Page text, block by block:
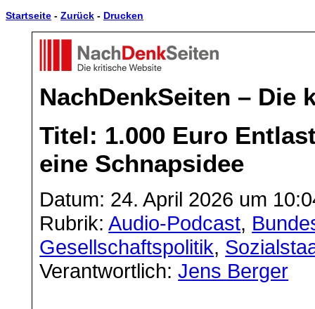
Startseite - Zurück - Drucken
NachDenkSeiten – Die
Titel: 1.000 Euro
eine Schnapsidee
Datum: 24. April 2026 um
Rubrik:Audio-Podcast,
Gesellschaftspolitik,
Verantwortlich:Jens Berger